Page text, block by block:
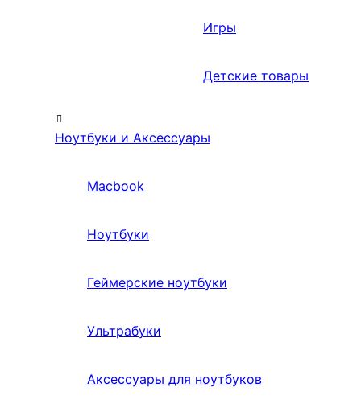
Игры
Детские товары
Ноутбуки и Аксессуары
Macbook
Ноутбуки
Геймерские ноутбуки
Ультрабуки
Аксессуары для ноутбуков